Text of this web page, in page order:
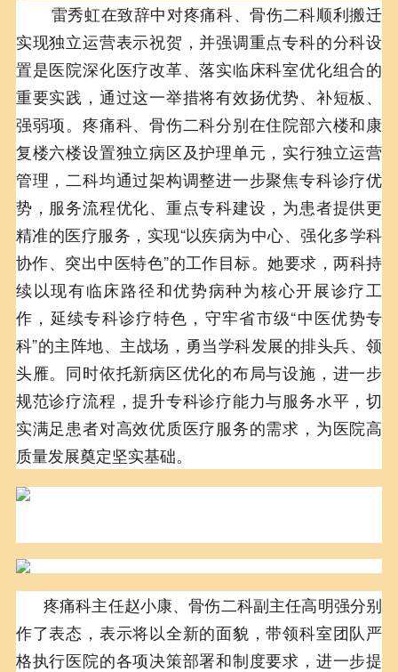
雷秀虹在致辞中对疼痛科、骨伤二科顺利搬迁
实现独立运营表示祝贺，并强调重点专科的分科设
置是医院深化医疗改革、落实临床科室优化组合的
重要实践，通过这一举措将有效扬优势、补短板、
强弱项。疼痛科、骨伤二科分别在住院部六楼和康
复楼六楼设置独立病区及护理单元，实行独立运营
管理，二科均通过架构调整进一步聚焦专科诊疗优
势，服务流程优化、重点专科建设，为患者提供更
精准的医疗服务，实现“以疾病为中心、强化多学科
协作、突出中医特色”的工作目标。她要求，两科持
续以现有临床路径和优势病种为核心开展诊疗工
作，延续专科诊疗特色，守牢省市级“中医优势专
科”的主阵地、主战场，勇当学科发展的排头兵、领
头雁。同时依托新病区优化的布局与设施，进一步
规范诊疗流程，提升专科诊疗能力与服务水平，切
实满足患者对高效优质医疗服务的需求，为医院高
质量发展奠定坚实基础。
疼痛科主任赵小康、骨伤二科副主任高明强分别
作了表态，表示将以全新的面貌，带领科室团队严
格执行医院的各项决策部署和制度要求，进一步提